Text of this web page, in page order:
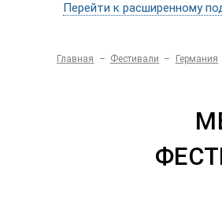
Перейти к расширенному
Главная – Фестивали – Германия